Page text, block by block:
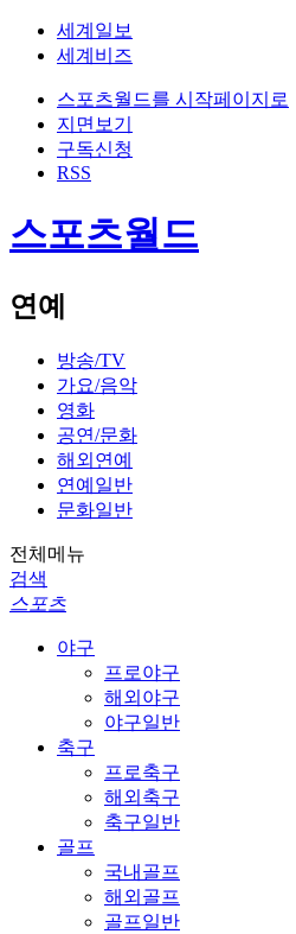
세계일보
세계비즈
스포츠월드를 시작페이지로
지면보기
구독신청
RSS
스포츠월드
연예
방송/TV
가요/음악
영화
공연/문화
해외연예
연예일반
문화일반
전체메뉴
검색
스포츠
야구
프로야구
해외야구
야구일반
축구
프로축구
해외축구
축구일반
골프
국내골프
해외골프
골프일반